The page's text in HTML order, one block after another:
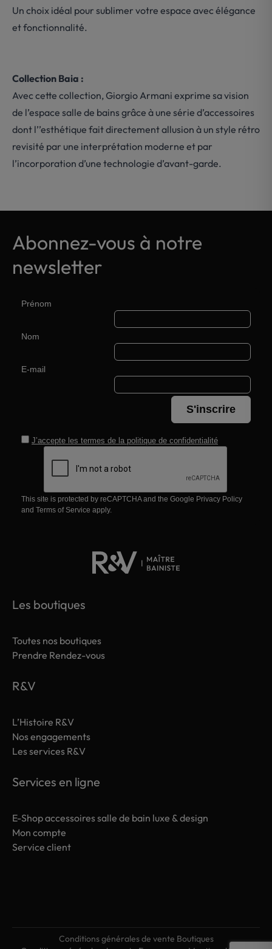
Un choix idéal pour sublimer votre espace avec élégance
et fonctionnalité.
Collection Baia :
Avec cette collection, Giorgio Armani exprime sa vision
de l’espace salle de bains grâce à une série d’accessoires
dont l’’esthétique fait directement allusion à un style rétro
revisité par une interprétation moderne et par
l’incorporation d’une technologie d’avant-garde.
Abonnez-vous à notre
newsletter
Prénom
Nom
E-mail
S'inscrire
J’accepte les termes de la politique de confidentialité
This site is protected by reCAPTCHA and the Google Privacy Policy
and Terms of Service apply.
Les boutiques
Toutes nos boutiques
Prendre Rendez-vous
R&V
L’Histoire R&V
Nos engagements
Les services R&V
Services en ligne
E-Shop accessoires salle de bain luxe & design
Mon compte
Service client
Conditions générales de vente Boutiques